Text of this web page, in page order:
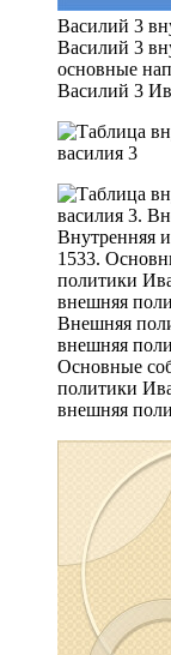
Василий 3
Василий 3
основные
Василий 3
Внешняя
внешняя
Основные
политики
внешняя